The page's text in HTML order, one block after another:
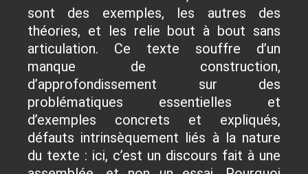
sont des exemples, les autres des
théories, et les relie bout à bout sans
articulation. Ce texte souffre d’un
manque de construction,
d’approfondissement sur des
problématiques essentielles et
d’exemples concrets et expliqués,
défauts intrinsèquement liés à la nature
du texte : ici, c’est un discours fait à une